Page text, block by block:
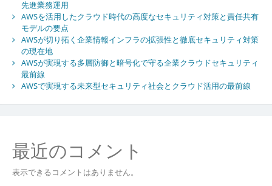
先進業務運用
AWSを活用したクラウド時代の高度なセキュリティ対策と責任共有
モデルの要点
AWSが切り拓く企業情報インフラの拡張性と徹底セキュリティ対策
の現在地
AWSが実現する多層防御と暗号化で守る企業クラウドセキュリティ
最前線
AWSで実現する未来型セキュリティ社会とクラウド活用の最前線
最近のコメント
表示できるコメントはありません。